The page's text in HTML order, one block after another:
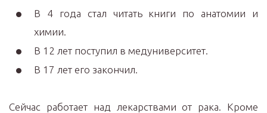
В 4 года стал читать книги по анатомии и
химии.
В 12 лет поступил в медуниверситет.
В 17 лет его закончил.
Сейчас работает над лекарствами от рака. Кроме